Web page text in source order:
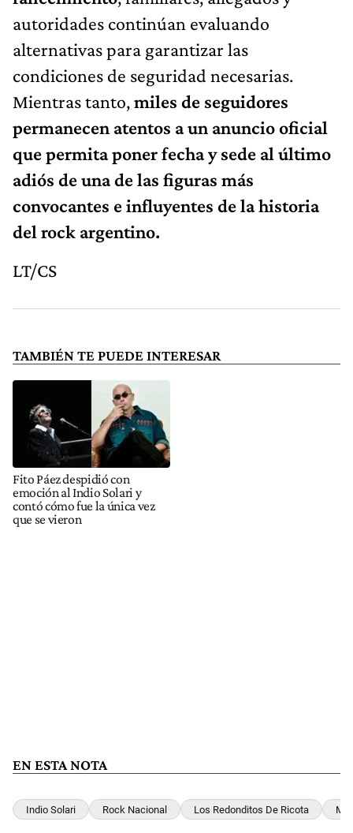
autoridades continúan evaluando
alternativas para garantizar las
condiciones de seguridad necesarias.
Mientras tanto,miles de seguidores
permanecen atentos a un anuncio oficial
que permita poner fecha y sede al último
adiós de una de las figuras más
convocantes e influyentes de la historia
del rock argentino.
LT/CS
TAMBIÉN TE PUEDE INTERESAR
Fito Páez despidió con
emoción al Indio Solari y
contó cómo fue la única vez
que se vieron
EN ESTA NOTA
Indio Solari Rock Nacional Los Redonditos De Ricota